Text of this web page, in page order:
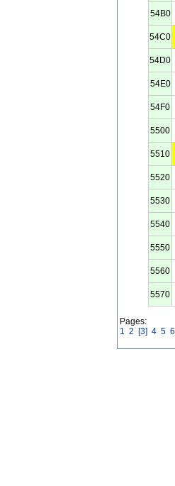
54B0
54C0
54D0
54E0
54F0
5500
5510
5520
5530
5540
5550
5560
5570
Pages:
1 2 [3] 4 5 6